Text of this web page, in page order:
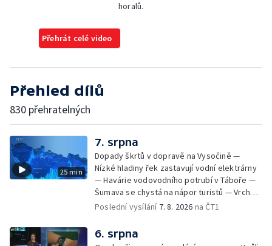
horalů.
Přehrát celé video
Přehled dílů
830 přehratelných
25 min
7. srpna
Dopady škrtů v dopravě na Vysočině —
Nízké hladiny řek zastavují vodní elektrárny
— Havárie vodovodního potrubí v Táboře —
Šumava se chystá na nápor turistů — Vrcholí
zájem o last minute dovolené — Marek
provozu při setkání s koněm — Dobrovolníci
likvidují invazní rostlinu u Otavy —
Poslední vysílání 7. 8. 2026 na ČT1
6. srpna